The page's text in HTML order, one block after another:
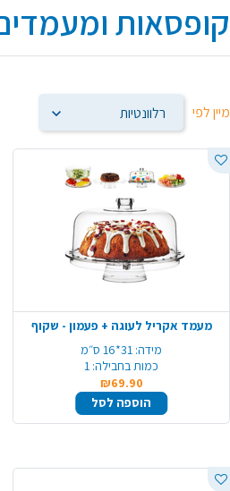
קופסאות
מיין לפי
מעמד אקריל לעוגה + פעמון - שקוף
מידה: 31*16 ס״מ
כמות בחבילה: 1
₪69.90
הוספה לסל